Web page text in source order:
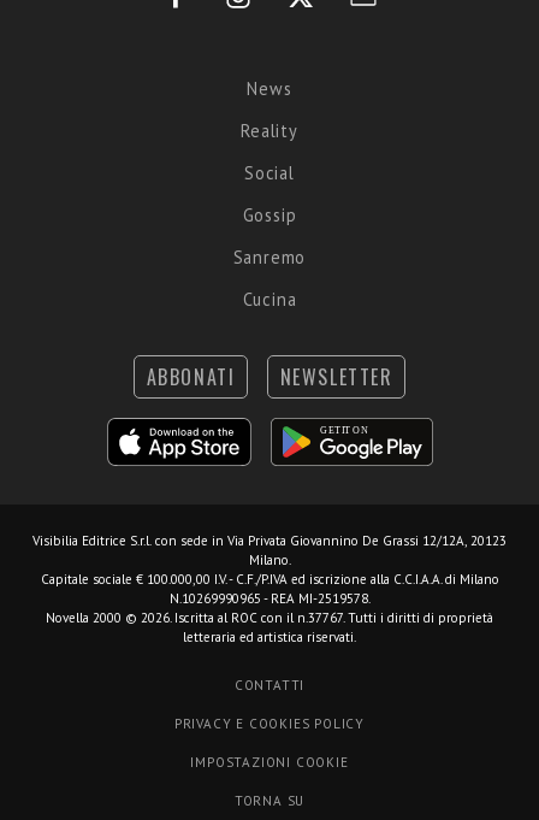
News
Reality
Social
Gossip
Sanremo
Cucina
ABBONATI NEWSLETTER
Visibilia Editrice S.r.l. con sede in Via Privata Giovannino De Grassi 12/12A, 20123
Milano.
Capitale sociale € 100.000,00 I.V. - C.F./P.IVA ed iscrizione alla C.C.I.A.A. di Milano
N.10269990965 - REA MI-2519578.
Novella 2000 © 2026. Iscritta al ROC con il n.37767. Tutti i diritti di proprietà
letteraria ed artistica riservati.
CONTATTI
PRIVACY E COOKIES POLICY
IMPOSTAZIONI COOKIE
TORNA SU